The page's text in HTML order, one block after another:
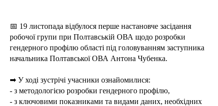
📅 19 листопада відбулося перше настановче засідання
робочої групи при Полтавській ОВА щодо розробки
гендерного профілю області під головуванням заступника
начальника Полтавської ОВА Антона Чубенка.
➡ У ході зустрічі учасники ознайомилися:
- з методологією розробки гендерного профілю,
- з ключовими показниками та видами даних, необхідних